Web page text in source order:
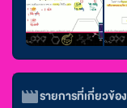
รายการที่เกี่ยวข้อง